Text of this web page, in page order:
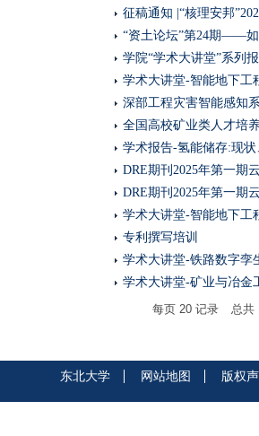
征稿通知 |“核理安邦
“资土论坛”第24期——
学院“学术大讲堂”系列
学术大讲堂-智能地下工
深部工程灾害智能感知
全国高校矿业类人才培
学术报告-氢能储存:现
DRE期刊2025年第一期
DRE期刊2025年第一期
学术大讲堂-智能地下工
专利撰写培训
学术大讲堂-铁路数字孪
学术大讲堂-矿业与冶金
每页 20 记录 总共
东北大学 网站地图 版权